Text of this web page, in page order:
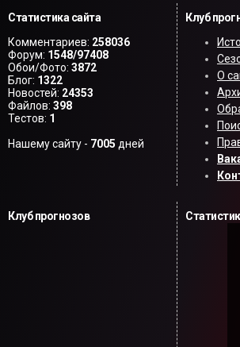
Статистика сайта
Комментариев: 258036
Форум: 1548/97408
Обои/Фото: 3872
Блог: 1322
Новостей: 24353
Файлов: 398
Тестов: 1
Нашему сайту - 7005 дней
Клуб
О
Клуб прогнозов